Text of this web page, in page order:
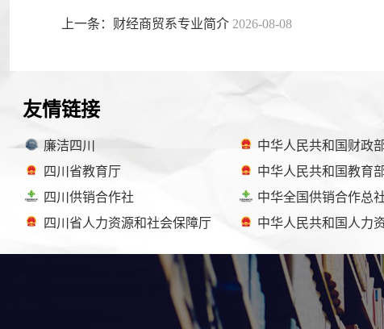
上一条：财经商贸系专业简介 2026-08-08
友情链接
廉洁四川
四川省教育厅
四川供销合作社
四川省人力资源和社会保障厅
中华人民共和国财政
中华人民共和国教育
中华全国供销合作总
中华人民共和国人力